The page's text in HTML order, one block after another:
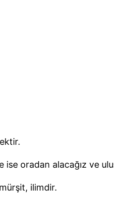
ise oradan alacağız ve
ilimdir.